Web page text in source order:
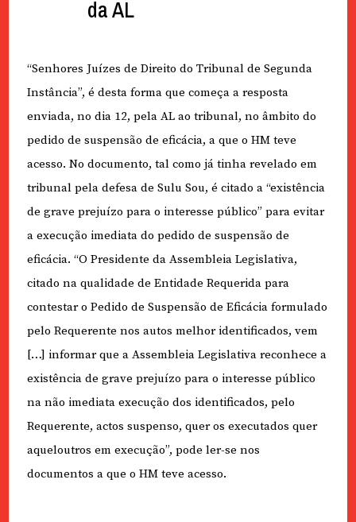
da AL
“Senhores Juízes de Direito do Tribunal de Segunda
Instância”, é desta forma que começa a resposta
enviada, no dia 12, pela AL ao tribunal, no âmbito do
pedido de suspensão de eficácia, a que o HM teve
acesso. No documento, tal como já tinha revelado em
tribunal pela defesa de Sulu Sou, é citado a “existência
de grave prejuízo para o interesse público” para evitar
a execução imediata do pedido de suspensão de
eficácia. “O Presidente da Assembleia Legislativa,
citado na qualidade de Entidade Requerida para
contestar o Pedido de Suspensão de Eficácia formulado
pelo Requerente nos autos melhor identificados, vem
[…] informar que a Assembleia Legislativa reconhece a
existência de grave prejuízo para o interesse público
na não imediata execução dos identificados, pelo
Requerente, actos suspenso, quer os executados quer
aqueloutros em execução”, pode ler-se nos
documentos a que o HM teve acesso.